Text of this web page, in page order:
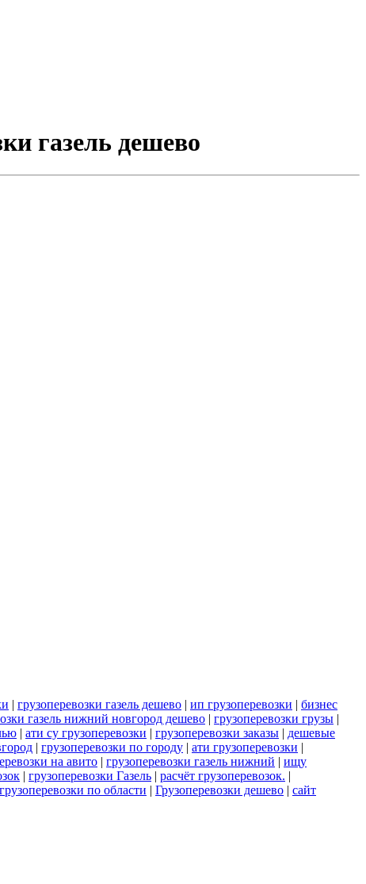
газель дешево
грузоперевозки газель дешево ип грузоперевозки
бизнес
газель нижний новгород дешево грузоперевозки грузы
ати су грузоперевозки грузоперевозки заказы
дешевые
грузоперевозки по городу ати грузоперевозки
на авито грузоперевозки газель нижний
ищу
грузоперевозки Газель расчёт грузоперевозок.
грузоперевозки по области Грузоперевозки дешево
сайт